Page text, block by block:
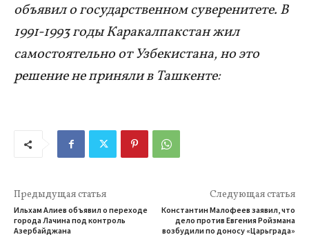
объявил о государственном суверенитете. В
1991-1993 годы Каракалпакстан жил
самостоятельно от Узбекистана, но это
решение не приняли в Ташкенте:
Предыдущая статья
Ильхам Алиев объявил о переходе
города Лачина под контроль
Азербайджана
Следующая статья
Константин Малофеев заявил, что
дело против Евгения Ройзмана
возбудили по доносу «Царьграда»